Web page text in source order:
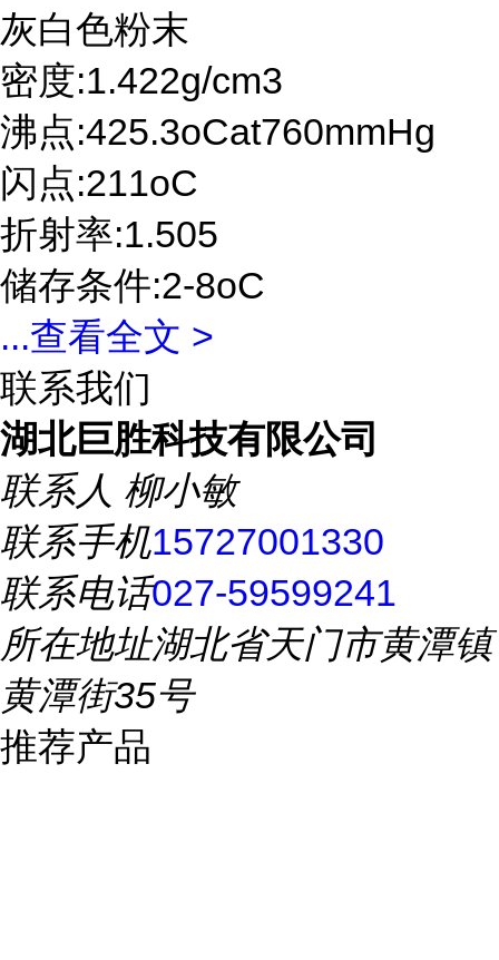
灰白色粉末
密度:1.422g/cm3
沸点:425.3oCat760mmHg
闪点:211oC
折射率:1.505
储存条件:2-8oC
...查看全文 >
联系我们
湖北巨胜科技有限公司
联系人 柳小敏
联系手机15727001330
联系电话027-59599241
所在地址湖北省天门市黄潭镇
黄潭街35号
推荐产品